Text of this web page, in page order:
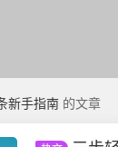
新手指南 的文章